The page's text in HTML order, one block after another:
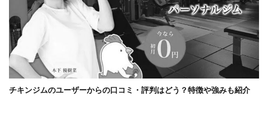
チキンジムのユーザーからの口コミ・評判はどう？特徴や強みも紹介